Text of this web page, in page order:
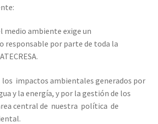
de Datos en la Nube
medio ambiente exige un
por parte de toda la
impactos ambientales generados por
y la energía, y por la gestión de los
central de nuestra política de